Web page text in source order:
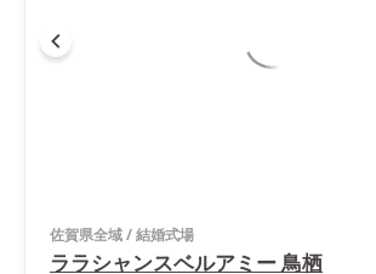
佐賀県全域/結婚式場
ララシャンスベルアミー 鳥栖